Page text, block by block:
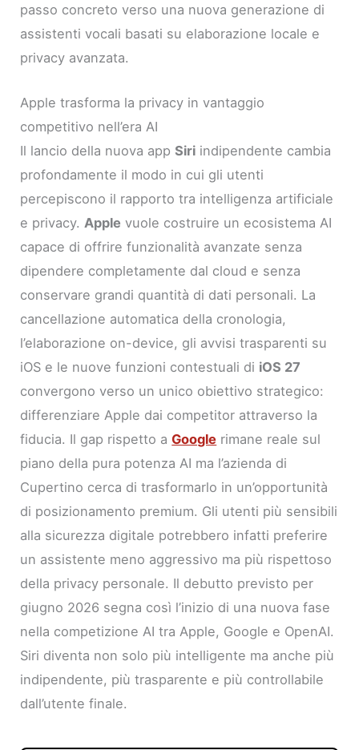
passo concreto verso una nuova generazione di
assistenti vocali basati su elaborazione locale e
privacy avanzata.
Apple trasforma la privacy in vantaggio
competitivo nell’era AI
Il lancio della nuova appSiri indipendente cambia
profondamente il modo in cui gli utenti
percepiscono il rapporto tra intelligenza artificiale
e privacy.Apple vuole costruire un ecosistema AI
capace di offrire funzionalità avanzate senza
dipendere completamente dal cloud e senza
conservare grandi quantità di dati personali. La
cancellazione automatica della cronologia,
l’elaborazione on-device, gli avvisi trasparenti su
iOS e le nuove funzioni contestuali di iOS 27
convergono verso un unico obiettivo strategico:
differenziare Apple dai competitor attraverso la
fiducia. Il gap rispetto aGoogle rimane reale sul
piano della pura potenza AI ma l’azienda di
Cupertino cerca di trasformarlo in un’opportunità
di posizionamento premium. Gli utenti più sensibili
alla sicurezza digitale potrebbero infatti preferire
un assistente meno aggressivo ma più rispettoso
della privacy personale. Il debutto previsto per
giugno 2026 segna così l’inizio di una nuova fase
nella competizione AI tra Apple, Google e OpenAI.
Siri diventa non solo più intelligente ma anche più
indipendente, più trasparente e più controllabile
dall’utente finale.